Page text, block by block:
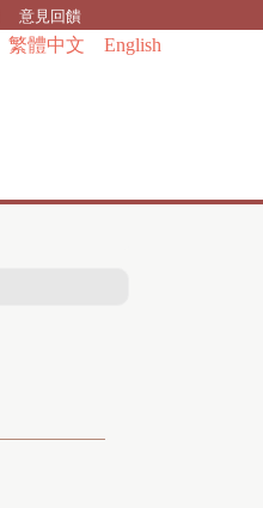
意見回饋
繁體中文 English